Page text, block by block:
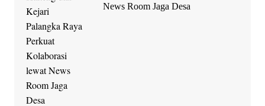
News Room Jaga Desa